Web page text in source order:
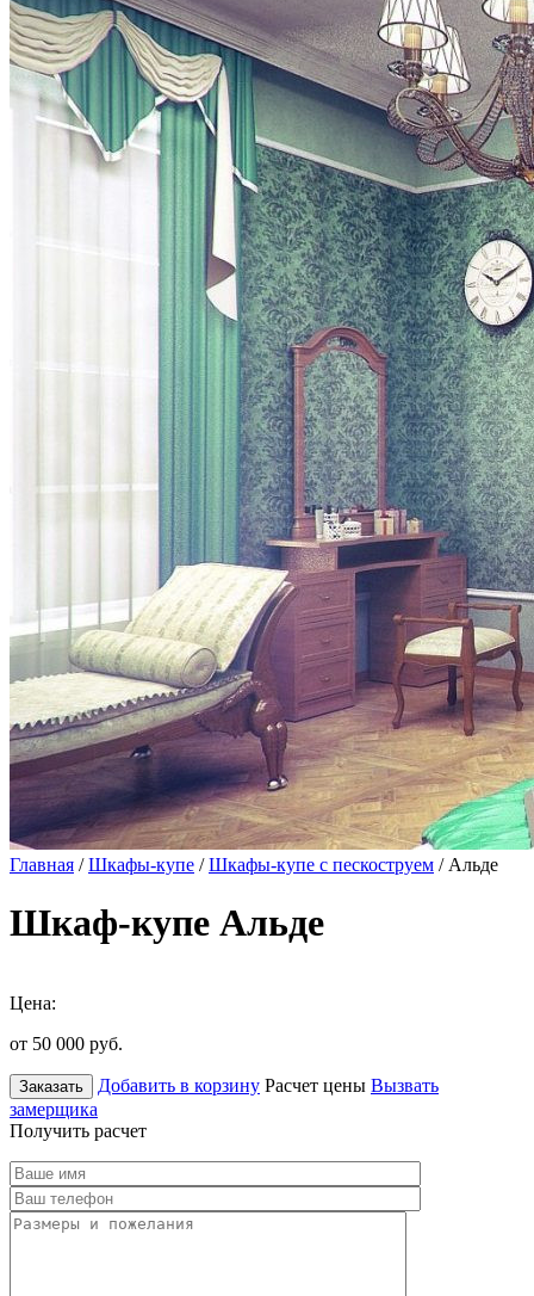
Главная /Шкафы-купе /Шкафы-купе с пескоструем / Альде
Шкаф-купе Альде
Цена:
от 50 000 руб.
Заказать Добавить в корзину Расчет цены Вызвать
замерщика
Получить расчет